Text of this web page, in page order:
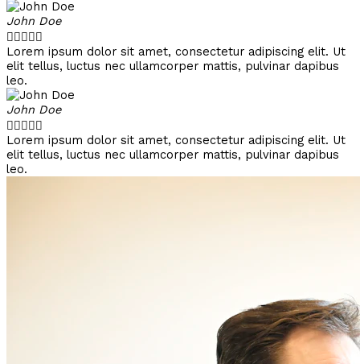
John Doe

Lorem ipsum dolor sit amet, consectetur adipiscing elit. Ut
elit tellus, luctus nec ullamcorper mattis, pulvinar dapibus
leo.
John Doe

Lorem ipsum dolor sit amet, consectetur adipiscing elit. Ut
elit tellus, luctus nec ullamcorper mattis, pulvinar dapibus
leo.